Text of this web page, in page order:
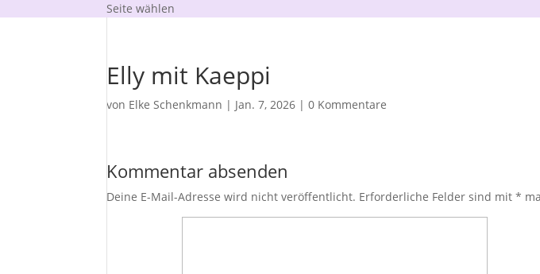
Seite wählen
Elly mit Kaeppi
von Elke Schenkmann | Jan. 7, 2026 |0 Kommentare
Kommentar absenden
Deine E-Mail-Adresse wird nicht veröffentlicht. Erforderliche Felder sind mit*